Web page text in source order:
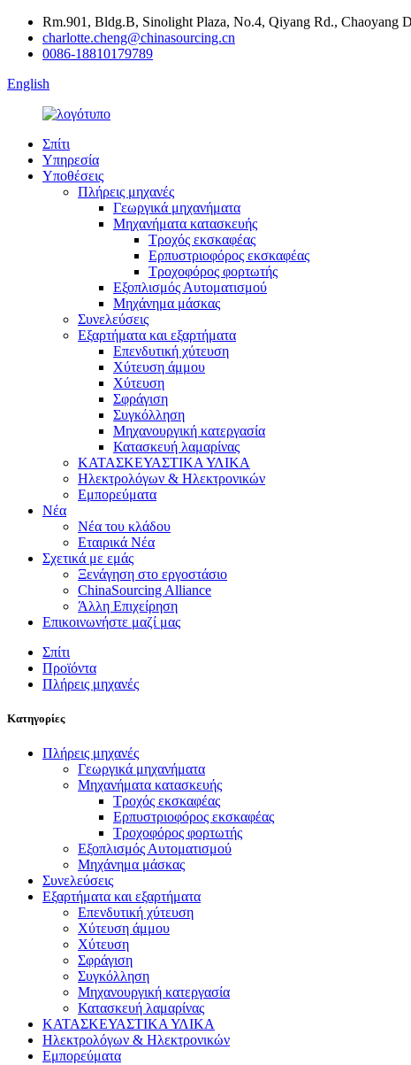
Rm.901, Bldg.B, Sinolight Plaza, No.4, Qiyang Rd., Chaoyang
charlotte.cheng@chinasourcing.cn
0086-18810179789
English
Σπίτι
Υπηρεσία
Υποθέσεις
Πλήρεις μηχανές
Γεωργικά μηχανήματα
Μηχανήματα κατασκευής
Τροχός εκσκαφέας
Ερπυστριοφόρος εκσκαφέας
Τροχοφόρος φορτωτής
Εξοπλισμός Αυτοματισμού
Μηχάνημα μάσκας
Συνελεύσεις
Εξαρτήματα και εξαρτήματα
Επενδυτική χύτευση
Χύτευση άμμου
Χύτευση
Σφράγιση
Συγκόλληση
Μηχανουργική κατεργασία
Κατασκευή λαμαρίνας
ΚΑΤΑΣΚΕΥΑΣΤΙΚΑ ΥΛΙΚΑ
Ηλεκτρολόγων & Ηλεκτρονικών
Εμπορεύματα
Νέα
Νέα του κλάδου
Εταιρικά Νέα
Σχετικά με εμάς
Ξενάγηση στο εργοστάσιο
ChinaSourcing Alliance
Άλλη Επιχείρηση
Επικοινωνήστε μαζί μας
Σπίτι
Προϊόντα
Πλήρεις μηχανές
Κατηγορίες
Πλήρεις μηχανές
Γεωργικά μηχανήματα
Μηχανήματα κατασκευής
Τροχός εκσκαφέας
Ερπυστριοφόρος εκσκαφέας
Τροχοφόρος φορτωτής
Εξοπλισμός Αυτοματισμού
Μηχάνημα μάσκας
Συνελεύσεις
Εξαρτήματα και εξαρτήματα
Επενδυτική χύτευση
Χύτευση άμμου
Χύτευση
Σφράγιση
Συγκόλληση
Μηχανουργική κατεργασία
Κατασκευή λαμαρίνας
ΚΑΤΑΣΚΕΥΑΣΤΙΚΑ ΥΛΙΚΑ
Ηλεκτρολόγων & Ηλεκτρονικών
Εμπορεύματα